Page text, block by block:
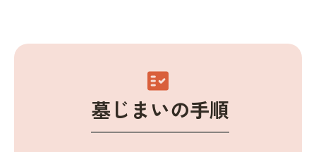
fact_check
墓じまいの手順